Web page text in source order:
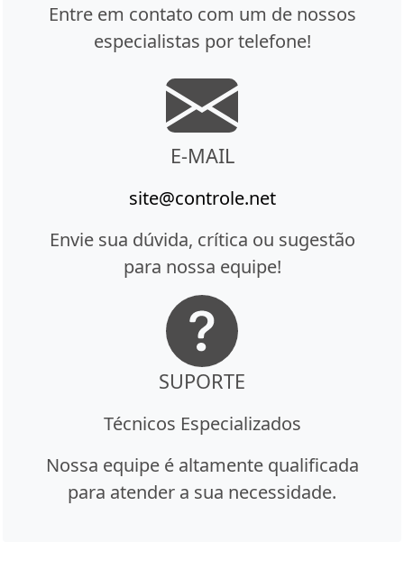
Entre em contato com um de nossos
especialistas por telefone!
E-MAIL
site@controle.net
Envie sua dúvida, crítica ou sugestão
para nossa equipe!
SUPORTE
Técnicos Especializados
Nossa equipe é altamente qualificada
para atender a sua necessidade.